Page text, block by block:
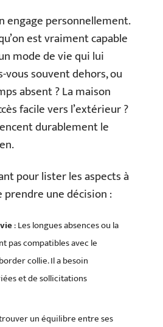
engage personnellement.
est vraiment capable
mode de vie qui lui
vous souvent dehors, ou
absent ? La maison
facile vers l’extérieur ?
durablement le
pour lister les aspects à
une décision :
: Les longues absences ou la
pas compatibles avec le
collie. Il a besoin
et de sollicitations
un équilibre entre ses